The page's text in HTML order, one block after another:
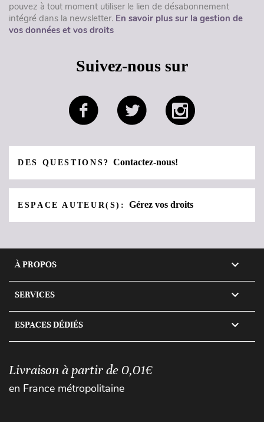
pouvez à tout moment utiliser le lien de désabonnement
intégré dans la newsletter. En savoir plus sur la gestion de
vos données et vos droits
Suivez-nous sur
DES QUESTIONS?Contactez-nous!
ESPACE AUTEUR(S):Gérez vos droits
À PROPOS 
SERVICES 
ESPACES DÉDIÉS 
Livraison à partir de 0,01€
en France métropolitaine